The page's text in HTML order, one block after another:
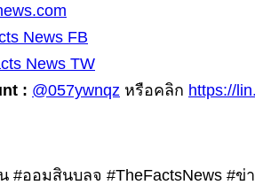
News FB
News TW
: @057ywnqz หรือคลิก https://
ออมสินบลจ #TheFactsNews #ข่